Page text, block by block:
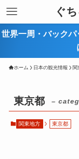
ぐ
世界一周・バック
ホーム 日本の観光情報 関
東京都 –
関東地方 東京都